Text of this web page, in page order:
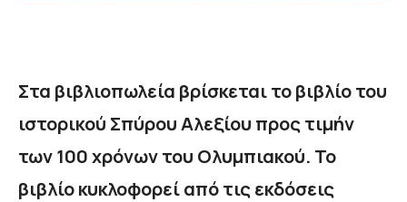
Στα βιβλιοπωλεία βρίσκεται το βιβλίο του
ιστορικού Σπύρου Αλεξίου προς τιμήν
των 100 χρόνων του Ολυμπιακού. Το
βιβλίο κυκλοφορεί από τις εκδόσεις